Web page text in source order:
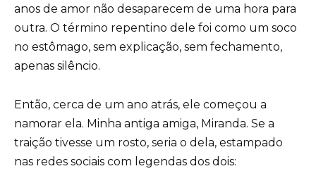
anos de amor não desaparecem de uma hora para
outra. O término repentino dele foi como um soco
no estômago, sem explicação, sem fechamento,
apenas silêncio.
Então, cerca de um ano atrás, ele começou a
namorar ela. Minha antiga amiga, Miranda. Se a
traição tivesse um rosto, seria o dela, estampado
nas redes sociais com legendas dos dois: